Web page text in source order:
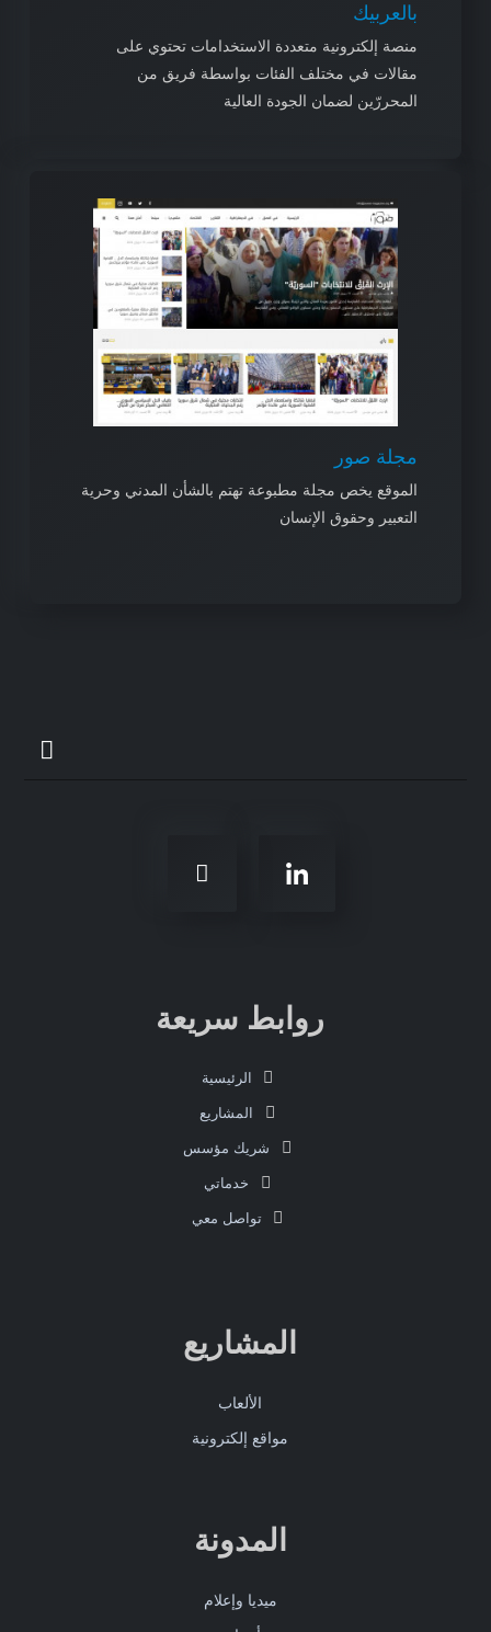
بالعربيك
منصة إلكترونية متعددة الاستخدامات تحتوي على
مقالات في مختلف الفئات بواسطة فريق من
المحررّين لضمان الجودة العالية
مجلة صور
الموقع يخص مجلة مطبوعة تهتم بالشأن المدني وحرية
التعبير وحقوق الإنسان
روابط سريعة
الرئيسية
المشاريع
شريك مؤسس
خدماتي
تواصل معي
المشاريع
الألعاب
مواقع إلكترونية
المدونة
ميديا وإعلام